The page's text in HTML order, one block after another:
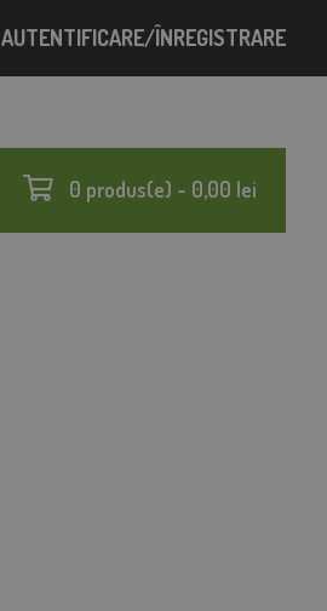
AUTENTIFICARE/ÎNREGISTRARE
0 produs(e) - 0,00 lei